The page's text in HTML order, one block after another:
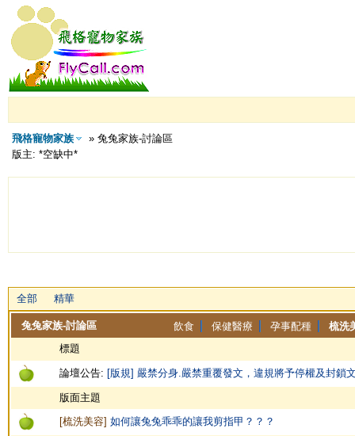
飛格寵物家族
» 兔兔家族-討論區
版主: *空缺中*
全部 精華
飲食 保健醫療 孕事配種 梳洗
兔兔家族-討論區
標題
論壇公告: [版規] 嚴禁分身.嚴禁重覆發文，違規將予停權及封鎖
版面主題
[梳洗美容] 如何讓兔兔乖乖的讓我剪指甲？？？